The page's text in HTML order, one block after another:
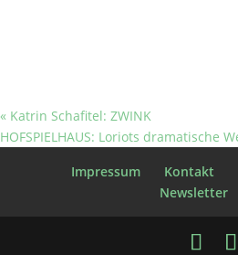
« Katrin Schafitel: ZWINK
HOFSPIELHAUS: Loriots dramatische
Impressum
Kontakt
Newsletter